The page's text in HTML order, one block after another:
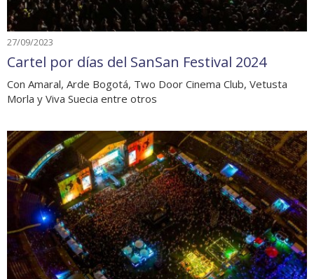
27/09/2023
Cartel por días del SanSan Festival 2024
Con Amaral, Arde Bogotá, Two Door Cinema Club, Vetusta
Morla y Viva Suecia entre otros